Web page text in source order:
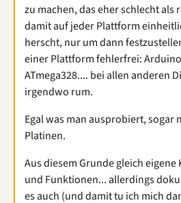
zu machen, das eher schlecht
damit auf jeder Plattform
herscht, nur um dann
einer Plattform fehlerfrei:
ATmega328.... bei allen anderen
irgendwo rum.
Egal was man ausprobiert, sogar
Platinen.
Aus diesem Grunde gleich eigene
und Funktionen... allerdings
es auch (und damit tu ich mich